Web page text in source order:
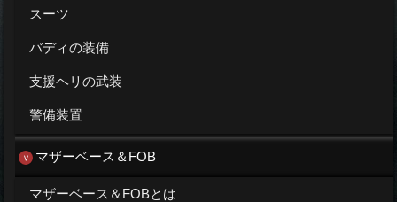
スーツ
バディの装備
支援ヘリの武装
警備装置
マザーベース＆FOB
マザーベース＆FOBとは